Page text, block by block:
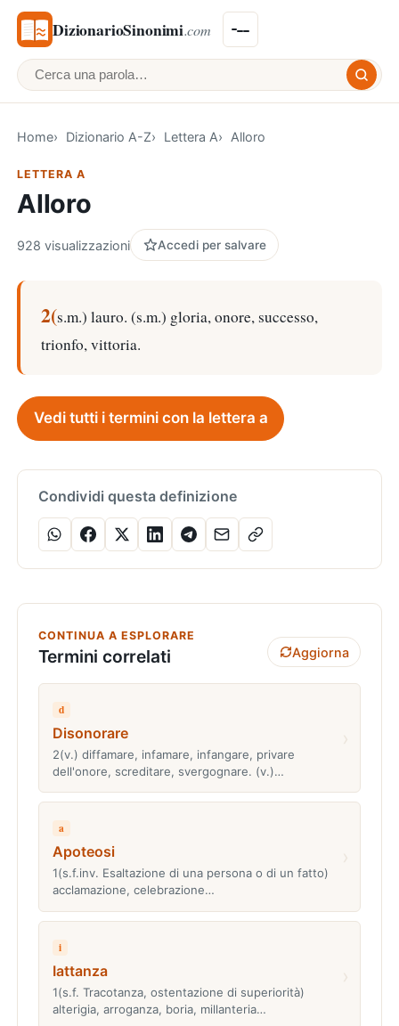
DizionarioSinonimi.com
Cerca una parola
Home Dizionario A-Z Lettera A Alloro
LETTERA A
Alloro
928 visualizzazioni Accedi per salvare
2(s.m.) lauro. (s.m.) gloria, onore, successo,
trionfo, vittoria.
Vedi tutti i termini con la lettera a
Condividi questa definizione
CONTINUA A ESPLORARE
Termini correlati Aggiorna
d
Disonorare
2(v.) diffamare, infamare, infangare, privare
dell'onore, screditare, svergognare. (v.)…
a
Apoteosi
1(s.f.inv. Esaltazione di una persona o di un fatto)
acclamazione, celebrazione…
i
Iattanza
1(s.f. Tracotanza, ostentazione di superiorità)
alterigia, arroganza, boria, millanteria…